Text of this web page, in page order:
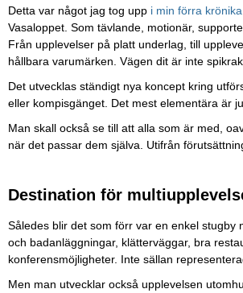
Detta var något jag tog upp i min förra krönika
Vasaloppet. Som tävlande, motionär,
Från upplevelser på platt underlag, till
hållbara varumärken. Vägen dit är inte
Det utvecklas ständigt nya koncept kring
eller kompisgänget. Det mest elementära är
Man skall också se till att alla som är med,
när det passar dem själva. Utifrån
Destination för
Således blir det som förr var en enkel
och badanläggningar, klätterväggar, bra
konferensmöjligheter. Inte sällan
Men man utvecklar också upplevelsen